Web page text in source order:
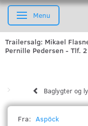
Skifte navigation
Menu
Trailersalg: Mikael
Pernille Pedersen - Tlf.
Baglygter og
Fra: Aspöck